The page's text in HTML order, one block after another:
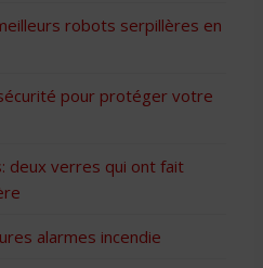
robots serpillères en
pour protéger votre
deux verres qui ont fait
alarmes incendie